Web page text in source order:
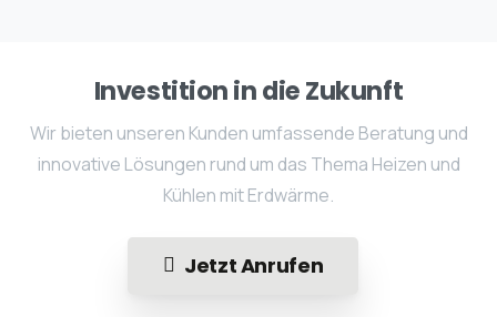
Investition in die Zukunft
Wir bieten unseren Kunden umfassende Beratung und
innovative Lösungen rund um das Thema Heizen und
Kühlen mit Erdwärme.
Jetzt Anrufen